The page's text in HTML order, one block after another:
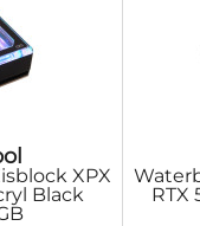
XPX
Black
RTX